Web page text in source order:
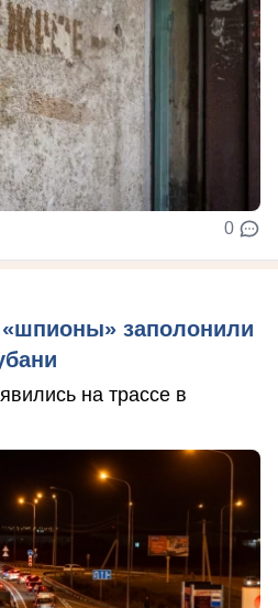
0
заполонили
на трассе в